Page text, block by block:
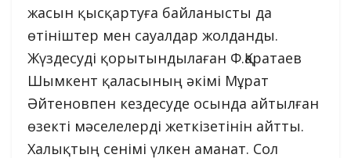
жасын қысқартуға байланысты да
өтініштер мен сауалдар жолданды.
Жүздесуді қорытындылаған Ф.Қаратаев
Шымкент қаласының әкімі Мұрат
Әйтеновпен кездесуде осында айтылған
өзекті мәселелерді жеткізетінін айтты.
Халықтың сенімі үлкен аманат. Сол